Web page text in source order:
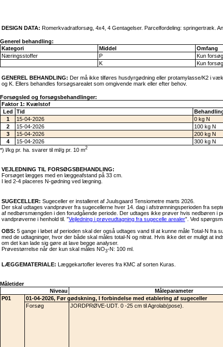
DESIGN DATA: Romerkvadratforsøg, 4x4, 4 Gentagelser. Parcelfordeling: springertræk.
Generel behandling:
Kategori
Middel
Omfang
Næringsstoffer
P
Kun forsøg
K
Kun forsøg
GENEREL BEHANDLING: Der må ikke tilføres husdyrgødning eller protamylasse/K2 i
og K. Ellers behandles forsøgsarealet som omgivende mark eller efter behov.
Forsøgsled og forsøgsbehandlinger:
Faktor 1: Kvælstof
Led
Tid
1
15-04-2026
0 kg N
2
15-04-2026
100 kg N
3
15-04-2026
200 kg N
4
15-04-2026
300 kg N
*) l/kg pr. ha. svarer til ml/g pr. 10 m2
VEJLEDNING TIL FORSØGSBEHANDLING:
Forsøget lægges med en læggeafstand på 33 cm.
I led 2-4 placeres N-gødning ved lægning.
SUGECELLER: Sugeceller er installeret af Juulsgaard Tensiometre marts 2026.
Der skal udtages vandprøver fra sugecellerne hver 14. dag i afstrømningsperioden fra
af nedbørsmængden i den forudgående periode. Der udtages ikke prøver hvis nedbøren i
vandprøverne i henhold til. ”Vejledning i prøveudtagning fra sugecelle arealer”. Ved
OBS: 5 gange i løbet af perioden skal der også udtages vand til at kunne måle Total-N fra
med de udtagninger, hvor der både skal måles total-N og nitrat. Hvis ikke det er muligt at
om det kan lade sig gøre at lave begge analyser.
Prøvestørrelse når der kun skal måles NO3-N: 100 ml.
LÆGGEMATERIALE: Læggekartofler leveres fra KMC af sorten Kuras.
Måletider
Niveau
Måleparameter
P01
01-04-2026, Før gødskning, I forbindelse med etablering af sugeceller
Forsøg
JORDPRØVE-UDT. 0 -25 cm til Agrolab(pose).